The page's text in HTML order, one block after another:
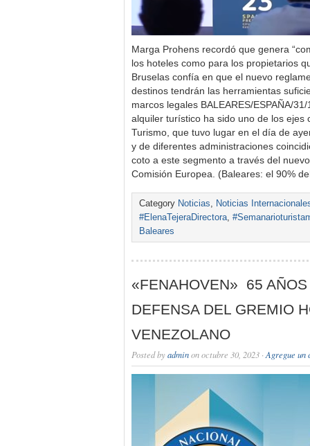
Marga Prohens recordó que genera
los hoteles como para los propietarios
Bruselas confía en que el nuevo
destinos tendrán las herramientas
marcos legales BALEARES/ESPAÑA/
alquiler turístico ha sido uno de los ejes
Turismo, que tuvo lugar en el día de
y de diferentes administraciones
coto a este segmento a través del
Comisión Europea. (Baleares: el 90%
Category Noticias, Noticias
#ElenaTejeraDirectora,
Baleares
«FENAHOVEN» 65
DEFENSA DEL GREMIO
VENEZOLANO
Posted byadminon octubre 30, 2023 · Agregue un